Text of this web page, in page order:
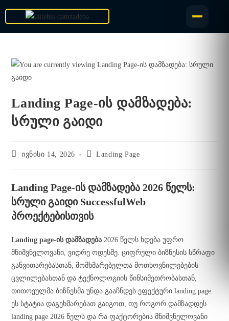
Landing Page-ის დამზადება:
სრული გაიდი
ივნისი 14, 2026 Landing Page
Landing Page-ის დამზადება 2026 წელს:
სრული გაიდი SuccessfulWeb
პროექტებისთვის
Landing page-ის დამზადება 2026 წელს ხდება უფრო
მნიშვნელოვანი, ვიდრე ოდესმე. ციფრული ბიზნესის სწრაფი
განვითარებასთან, მომხმარებელთა მოთხოვნილებების
ცვლილებასთან და ტექნოლოგიის წინსიმეთრობასთან,
თითოეულმა ბიზნესმა უნდა გააჩნდეს ეფექტური landing page.
ეს სტატია დაგეხმარებათ გაიგოთ, თუ როგორ დამზადდეს
landing page 2026 წელს და რა ფაქტორებია მნიშვნელოვანი